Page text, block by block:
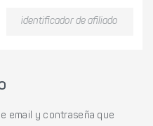
email y contraseña que